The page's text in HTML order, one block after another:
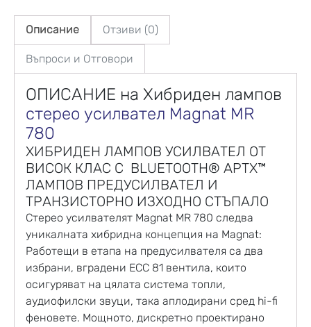
Описание Отзиви (0)
Въпроси и Отговори
ОПИСАНИЕ на Хибриден лампов
стерео усилвател Magnat MR
780
ХИБРИДЕН ЛАМПОВ УСИЛВАТЕЛ ОТ
ВИСОК КЛАС С BLUETOOTH® APTX™
ЛАМПОВ ПРЕДУСИЛВАТЕЛ И
ТРАНЗИСТОРНО ИЗХОДНО СТЪПАЛО
Стерео усилвателят Magnat MR 780 следва
уникалната хибридна концепция на Magnat:
Работещи в етапа на предусилвателя са два
избрани, вградени ECC 81 вентила, които
осигуряват на цялата система топли,
аудиофилски звуци, така аплодирани сред hi-fi
феновете. Мощното, дискретно проектирано